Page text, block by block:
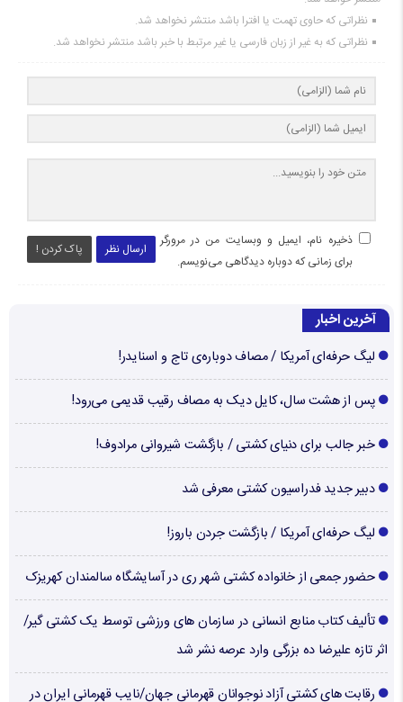
نظراتی که حاوی تهمت یا افترا باشد منتشر نخواهد شد.
نظراتی که به غیر از زبان فارسی یا غیر مرتبط با خبر باشد منتشر نخواهد شد.
ارسال نظر پاک کردن !
ذخیره نام، ایمیل و وبسایت من در مرورگر
برای زمانی که دوباره دیدگاهی می‌نویسم.
آخرین اخبار
لیگ حرفه‌ای آمریکا / مصاف دوباره‌ی تاج و اسنایدر!
پس از هشت سال، کایل دیک به مصاف رقیب قدیمی می‌رود!
خبر جالب برای دنیای کشتی / بازگشت شیروانی مرادوف!
دبیر جدید فدراسیون کشتی معرفی شد
لیگ حرفه‌ای آمریکا / بازگشت جردن باروز!
حضور جمعی از خانواده کشتی شهر ری در آسایشگاه سالمندان کهریزک
تألیف کتاب منابع انسانی در سازمان های ورزشی توسط یک کشتی گیر/
اثر تازه علیرضا ده بزرگی وارد عرصه نشر شد
رقابت های کشتی آزاد نوجوانان قهرمانی جهان/نایب قهرمانی ایران در